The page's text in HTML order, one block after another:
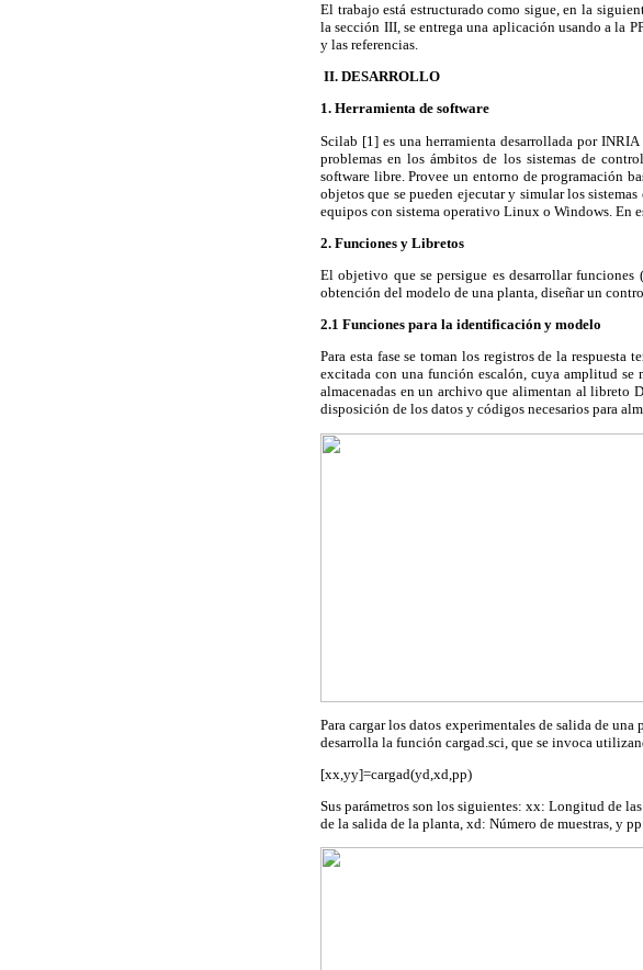
El trabajo está estructurado como sigue, en la
la sección III, se entrega una aplicación usando a la
y las referencias.
II. DESARROLLO
1. Herramienta de software
Scilab [1] es una herramienta desarrollada por
problemas en los ámbitos de los sistemas de
software libre. Provee un entorno de programación
objetos que se pueden ejecutar y simular los
equipos con sistema operativo Linux o Windows. En
2. Funciones y Libretos
El objetivo que se persigue es desarrollar
obtención del modelo de una planta, diseñar un
2.1 Funciones para la identificación y modelo
Para esta fase se toman los registros de la
excitada con una función escalón, cuya amplitud
almacenadas en un archivo que alimentan al libreto
disposición de los datos y códigos necesarios para
Para cargar los datos experimentales de salida de
desarrolla la función cargad.sci, que se invoca
[xx,yy]=cargad(yd,xd,pp)
Sus parámetros son los siguientes: xx: Longitud de
de la salida de la planta, xd: Número de muestras, y